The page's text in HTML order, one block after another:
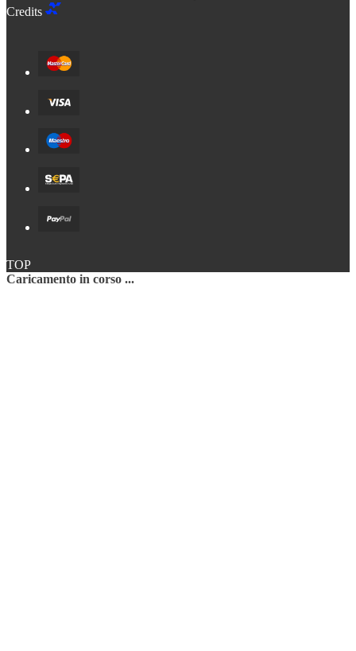
Credits
TOP
Caricamento in corso ...